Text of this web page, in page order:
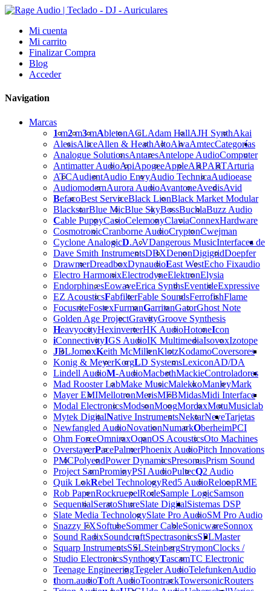
Mi cuenta
Mi carrito
Finalizar Compra
Blog
Acceder
Navigation
Marcas
1m2m3mAbletonACLAdam HallAJH SynthAkai
AlesisAliceAllen & HeathAltoAlvaAmtec
Analogue SolutionsAntaresAntelope Audio
Antimatter AudioApiApogeeAppleARPARTArturia
ATCAudientAudio EnvyAudio TechnicaAudioease
AudiomodernAurora AudioAvantoneAvedisAvid
BefacoBest ServiceBlack LionBlack Market Modular
BlackstarBlue MicBlue SkyBossBuchlaBuzz Audio
Cable PuppyCasioCelemonyClaviaConnex
CosmotronicCranborne AudioCryptonCwejman
Cyclone AnalogicD.A.VDangerous Music
Dave Smith InstrumentsDBXDenonDigigridDoepfer
DrawmerDreadboxDynaudioEast WestEcho Fix
Electro HarmonixElectrodyneElektronElysia
Endorphin.esEowaveErica SynthsEventideExpressive
EZ AcousticsFabfilterFable SoundsFerrofishFlame
FocusriteFostexFurmanGarritanGatorGhost Note
Golden Age ProjectGravityGroove Synthesis
HeavyocityHexinverterHK AudioHotoneIcon
iConnectivityIGS AudioIK MultimediaIsovoxIzotope
JBLJomoxKeith McMillenKlotzKodamo
Konig & MeyerKorgLD SystemsLexicon
Lindell AudioM-AudioMacbethMackie
Mad Rooster LabMake MusicMalekkoManleyMark
Mayer EMIMellotronMerisMFBMidas
Modal ElectronicsModsonMoogMordaxMotuMusiclab
Mytek DigitalNative InstrumentsNektarNeve
Newfangled AudioNovationNumarkOberheim
Ohm ForceOmniraxOqanOS AcousticsOto Machines
OverstayerPacePalmerPhoenix AudioPitch Innovations
PMCPolyendPower DynamicsPresonusPrism Sound
Project SamProminyPSI AudioPultecQ2 Audio
Quik LokRebel TechnologyRed5 AudioReloopRME
Rob PapenRockruepelRodeSample LogicSamson
SequentialSeratoShureSlate Digital
Slate Media TechnologySlate Pro AudioSM Pro Audio
Snazzy FXSoftubeSommer CableSonicwareSonnox
Sound RadixSoundcraftSpectrasonicsSPL
Squarp InstrumentsSSLSteinbergStrymon
Studio ElectronicsSynthogyTascamTC Electronic
Teenage EngineeringTegeler AudioTelefunken
thorn.audioToft AudioToontrackTowersonic
Categorías
Computer
Hardware
Interfaces de
audio
Coversores
AD/DA
Controladores
Midi Interface
Tarjetas
PCI
Sistemas DSP
Master
Clocks /
Audio
Routers